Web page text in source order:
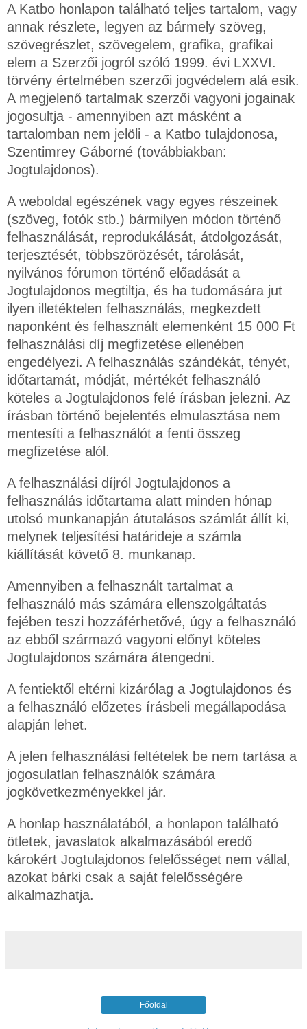
A Katbo honlapon található teljes tartalom, vagy
annak részlete, legyen az bármely szöveg,
szövegrészlet, szövegelem, grafika, grafikai
elem a Szerzői jogról szóló 1999. évi LXXVI.
törvény értelmében szerzői jogvédelem alá esik.
A megjelenő tartalmak szerzői vagyoni jogainak
jogosultja - amennyiben azt másként a
tartalomban nem jelöli - a Katbo tulajdonosa,
Szentimrey Gáborné (továbbiakban:
Jogtulajdonos).
A weboldal egészének vagy egyes részeinek
(szöveg, fotók stb.) bármilyen módon történő
felhasználását, reprodukálását, átdolgozását,
terjesztését, többszörözését, tárolását,
nyilvános fórumon történő előadását a
Jogtulajdonos megtiltja, és ha tudomására jut
ilyen illetéktelen felhasználás, megkezdett
naponként és felhasznált elemenként 15 000 Ft
felhasználási díj megfizetése ellenében
engedélyezi. A felhasználás szándékát, tényét,
időtartamát, módját, mértékét felhasználó
köteles a Jogtulajdonos felé írásban jelezni. Az
írásban történő bejelentés elmulasztása nem
mentesíti a felhasználót a fenti összeg
megfizetése alól.
A felhasználási díjról Jogtulajdonos a
felhasználás időtartama alatt minden hónap
utolsó munkanapján átutalásos számlát állít ki,
melynek teljesítési határideje a számla
kiállítását követő 8. munkanap.
Amennyiben a felhasznált tartalmat a
felhasználó más számára ellenszolgáltatás
fejében teszi hozzáférhetővé, úgy a felhasználó
az ebből származó vagyoni előnyt köteles
Jogtulajdonos számára átengedni.
A fentiektől eltérni kizárólag a Jogtulajdonos és
a felhasználó előzetes írásbeli megállapodása
alapján lehet.
A jelen felhasználási feltételek be nem tartása a
jogosulatlan felhasználók számára
jogkövetkezményekkel jár.
A honlap használatából, a honlapon található
ötletek, javaslatok alkalmazásából eredő
károkért Jogtulajdonos felelősséget nem vállal,
azokat bárki csak a saját felelősségére
alkalmazhatja.
Főoldal